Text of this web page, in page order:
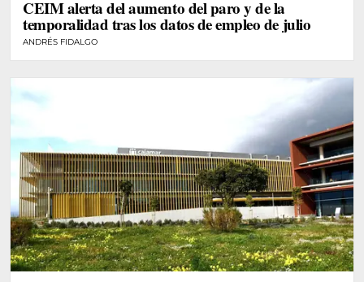
CEIM alerta del aumento del paro y de la
temporalidad tras los datos de empleo de julio
ANDRÉS FIDALGO